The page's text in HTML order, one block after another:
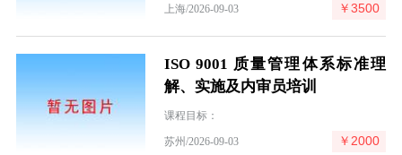
上海/2026-09-03 ￥3500
ISO 9001 质量管理体系标准理
解、实施及内审员培训
课程目标：
苏州/2026-09-03 ￥2000